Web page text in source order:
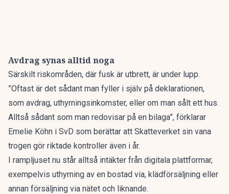
Avdrag synas alltid noga
Särskilt riskområden, där fusk är utbrett, är under lupp.
”Oftast är det sådant man fyller i själv på deklarationen,
som avdrag, uthyrnings­inkomster, eller om man sålt ett hus.
Alltså sådant som man redovisar på en bilaga”, förklarar
Emelie Köhn i SvD som berättar att Skatteverket sin vana
trogen gör riktade kontroller även i år.
I rampljuset nu står alltså intäkter från digitala plattformar,
exempelvis uthyrning av en bostad via, klädförsäljning eller
annan försäljning via nätet och liknande.